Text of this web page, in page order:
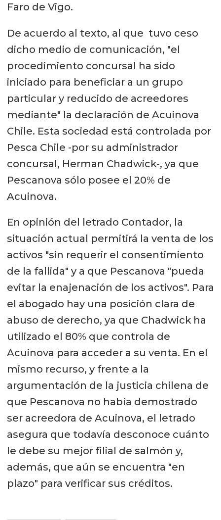
Faro de Vigo.
De acuerdo al texto, al que tuvo ceso
dicho medio de comunicación, "el
procedimiento concursal ha sido
iniciado para beneficiar a un grupo
particular y reducido de acreedores
mediante" la declaración de Acuinova
Chile. Esta sociedad está controlada por
Pesca Chile -por su administrador
concursal, Herman Chadwick-, ya que
Pescanova sólo posee el 20% de
Acuinova.
En opinión del letrado Contador, la
situación actual permitirá la venta de los
activos "sin requerir el consentimiento
de la fallida" y a que Pescanova "pueda
evitar la enajenación de los activos". Para
el abogado hay una posición clara de
abuso de derecho, ya que Chadwick ha
utilizado el 80% que controla de
Acuinova para acceder a su venta. En el
mismo recurso, y frente a la
argumentación de la justicia chilena de
que Pescanova no había demostrado
ser acreedora de Acuinova, el letrado
asegura que todavía desconoce cuánto
le debe su mejor filial de salmón y,
además, que aún se encuentra "en
plazo" para verificar sus créditos.